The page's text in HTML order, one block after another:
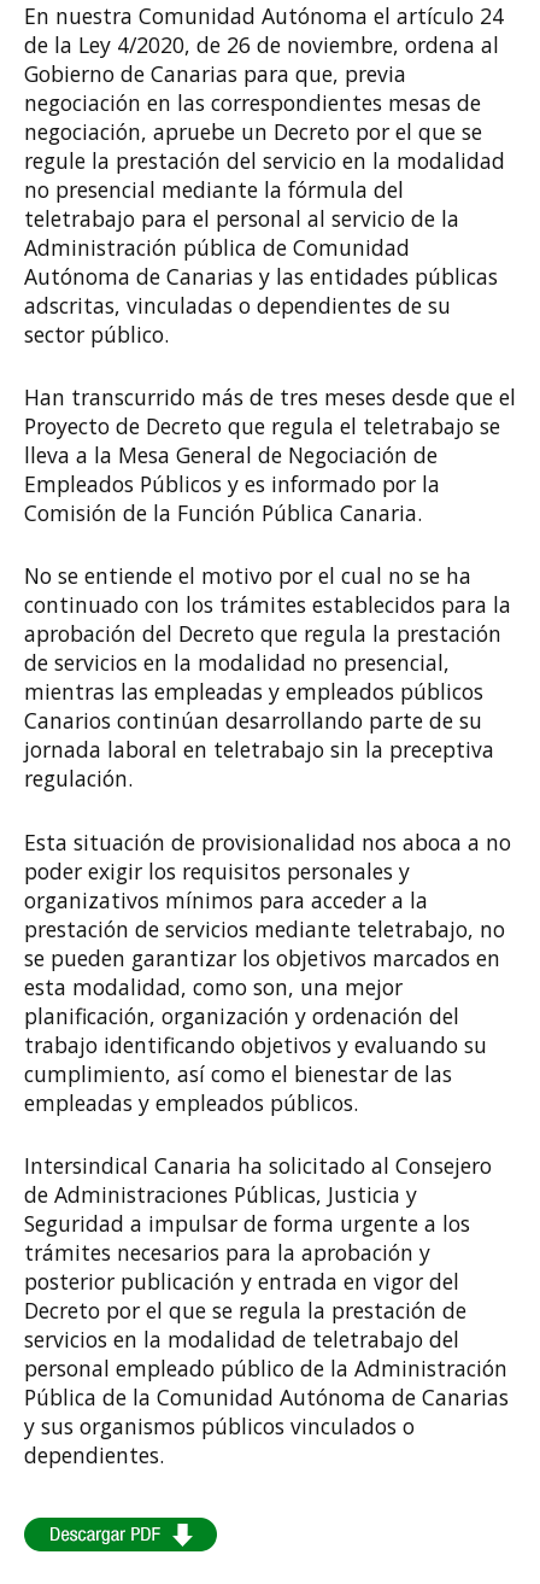
En nuestra Comunidad Autónoma el artículo 24
de la Ley 4/2020, de 26 de noviembre, ordena al
Gobierno de Canarias para que, previa
negociación en las correspondientes mesas de
negociación, apruebe un Decreto por el que se
regule la prestación del servicio en la modalidad
no presencial mediante la fórmula del
teletrabajo para el personal al servicio de la
Administración pública de Comunidad
Autónoma de Canarias y las entidades públicas
adscritas, vinculadas o dependientes de su
sector público.
Han transcurrido más de tres meses desde que el
Proyecto de Decreto que regula el teletrabajo se
lleva a la Mesa General de Negociación de
Empleados Públicos y es informado por la
Comisión de la Función Pública Canaria.
No se entiende el motivo por el cual no se ha
continuado con los trámites establecidos para la
aprobación del Decreto que regula la prestación
de servicios en la modalidad no presencial,
mientras las empleadas y empleados públicos
Canarios continúan desarrollando parte de su
jornada laboral en teletrabajo sin la preceptiva
regulación.
Esta situación de provisionalidad nos aboca a no
poder exigir los requisitos personales y
organizativos mínimos para acceder a la
prestación de servicios mediante teletrabajo, no
se pueden garantizar los objetivos marcados en
esta modalidad, como son, una mejor
planificación, organización y ordenación del
trabajo identificando objetivos y evaluando su
cumplimiento, así como el bienestar de las
empleadas y empleados públicos.
Intersindical Canaria ha solicitado al Consejero
de Administraciones Públicas, Justicia y
Seguridad a impulsar de forma urgente a los
trámites necesarios para la aprobación y
posterior publicación y entrada en vigor del
Decreto por el que se regula la prestación de
servicios en la modalidad de teletrabajo del
personal empleado público de la Administración
Pública de la Comunidad Autónoma de Canarias
y sus organismos públicos vinculados o
dependientes.